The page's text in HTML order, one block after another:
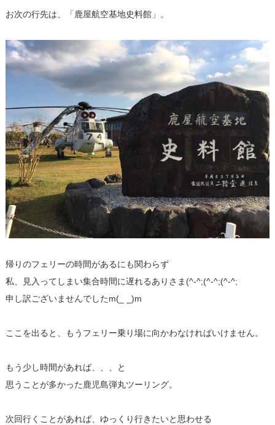
お次の行先は、「鹿屋航空基地史料館」。
帰りのフェリーの時間があるにも関わらず
私、見入ってしまい集合時間に遅れるありさま(^-^;(^-^;(^-^;
申し訳ございませんでしたm(_ _)m
ここを出ると、もうフェリー乗り場に向かわなければいけません。
もう少し時間があれば、、、と
思うことが多かった鹿児島弾丸ツーリング。
次回行くことがあれば、ゆっくり行きたいと思わせる